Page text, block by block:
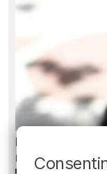
Bilbao valora
regañado»